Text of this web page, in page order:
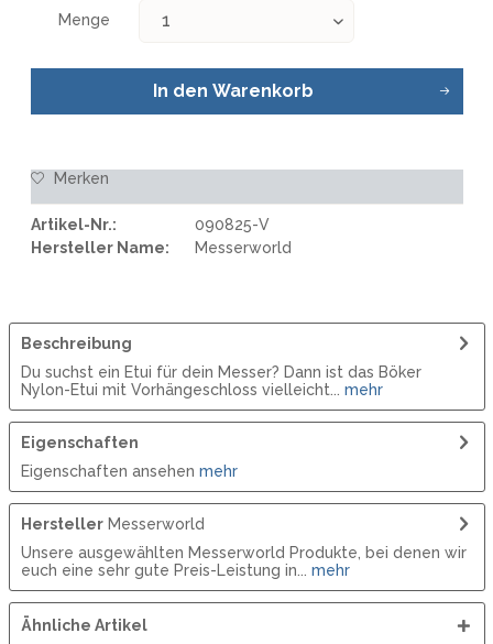
Menge
In den Warenkorb
Merken
Artikel-Nr.:
090825-V
Hersteller Name:
Messerworld
Beschreibung
Du suchst ein Etui für dein Messer? Dann ist das Böker
Nylon-Etui mit Vorhängeschloss vielleicht...
mehr
Eigenschaften
Eigenschaften ansehen mehr
HerstellerMesserworld
Unsere ausgewählten Messerworld Produkte, bei denen wir
euch eine sehr gute Preis-Leistung in...
mehr
Ähnliche Artikel